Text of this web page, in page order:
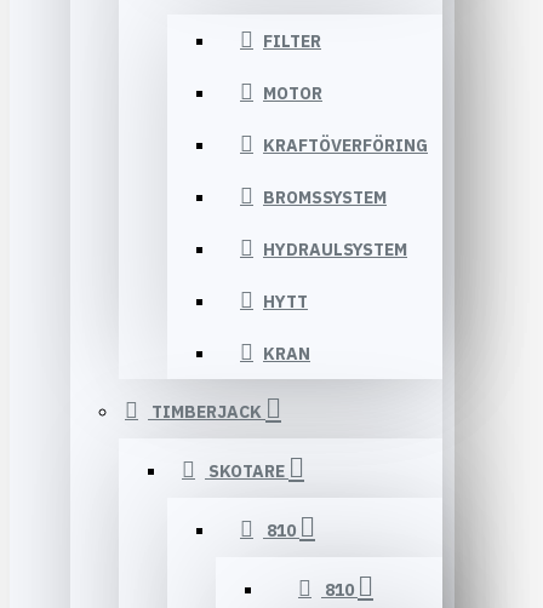
FILTER
MOTOR
KRAFTÖVERFÖRING
BROMSSYSTEM
HYDRAULSYSTEM
HYTT
KRAN
TIMBERJACK
SKOTARE
810
810